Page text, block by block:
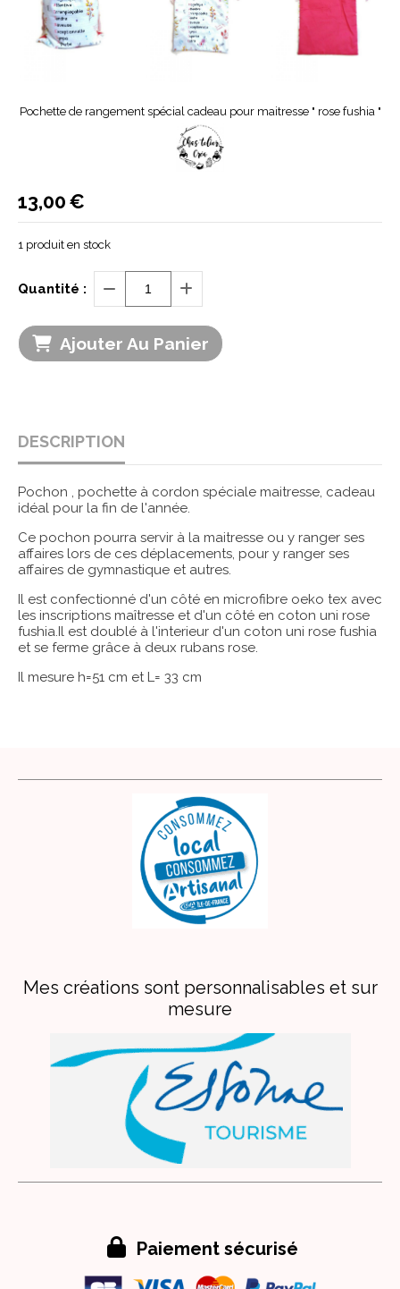
Pochette de rangement spécial cadeau pour maitresse " rose fushia "
13,00€
1 produit en stock
Quantité :
Ajouter Au Panier
DESCRIPTION
Pochon , pochette à cordon spéciale maitresse, cadeau
idéal pour la fin de l'année.
Ce pochon pourra servir à la maitresse ou y ranger ses
affaires lors de ces déplacements, pour y ranger ses
affaires de gymnastique et autres.
Il est confectionné d'un côté en microfibre oeko tex avec
les inscriptions maîtresse et d'un côté en coton uni rose
fushia.Il est doublé à l'interieur d'un coton uni rose fushia
et se ferme grâce à deux rubans rose.
Il mesure h=51 cm et L= 33 cm
Mes créations sont personnalisables et sur
mesure
 Paiement sécurisé